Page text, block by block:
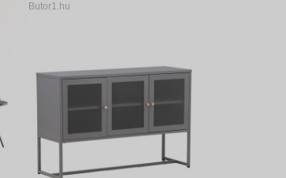
Butor1.hu